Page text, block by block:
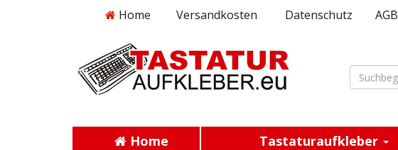
Home Versandkosten Datenschutz AGB
Home Tastaturaufkleber